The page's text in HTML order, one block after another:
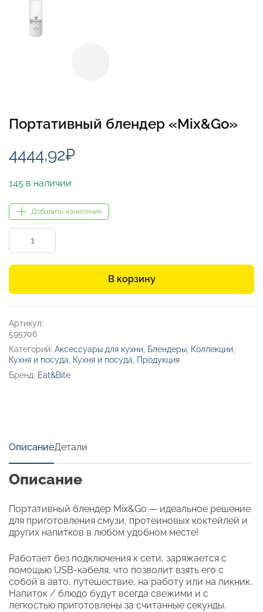
Портативный блендер «Mix&Go»
4444,92₽
145 в наличии
Добавить нанесение
Количество
товара
блендер
В корзину
Артикул:
595706
Категорий: Аксессуары для кухни, Блендеры, Коллекции,
Кухня и посуда, Кухня и посуда, Продукция
Бренд: Eat&Bite
ОписаниеДетали
Описание
Портативный блендер Mix&Go — идеальное решение
для приготовления смузи, протеиновых коктейлей и
других напитков в любом удобном месте!
Работает без подключения к сети, заряжается с
помощью USB-кабеля, что позволит взять его с
собой в авто, путешествие, на работу или на пикник.
Напиток / блюдо будут всегда свежими и с
легкостью приготовлены за считанные секунды.